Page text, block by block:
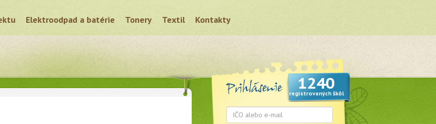
Elektroodpad a batérie Tonery Textil Kontakty
1240
registrovaných škôl